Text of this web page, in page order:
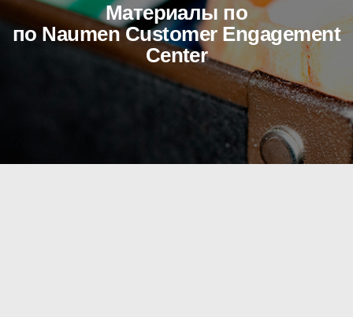
Материалы по
по Naumen Сustomer Engagement
Center